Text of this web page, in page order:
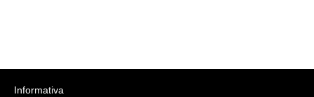
Informativa